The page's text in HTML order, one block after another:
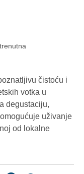
čistoću i
votka u
degustaciju,
uživanje
od lokalne